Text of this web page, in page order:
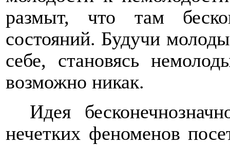
размыт, что там
состояний. Будучи
себе, становясь
возможно никак.
Идея
нечетких феноменов